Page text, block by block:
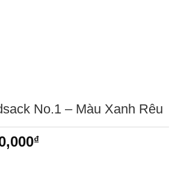
No.1 – Màu Xanh Rêu
₫Giá
– Màu Xanh Rêu số lượng